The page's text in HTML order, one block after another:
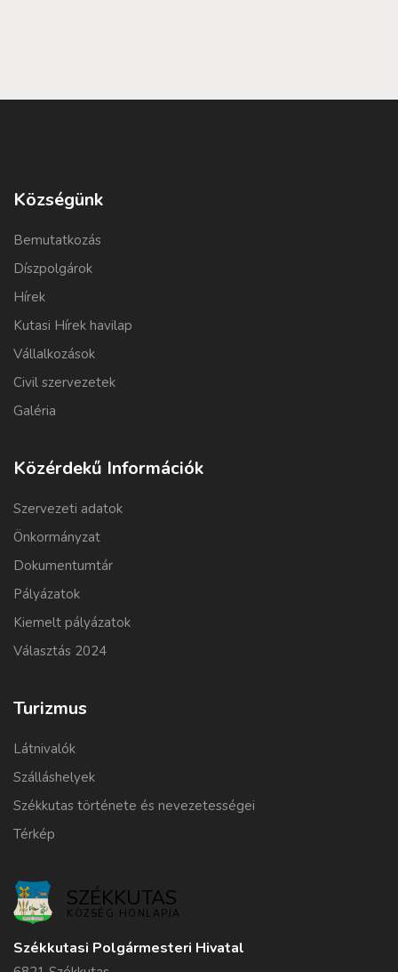
Községünk
Bemutatkozás
Díszpolgárok
Hírek
Kutasi Hírek havilap
Vállalkozások
Civil szervezetek
Galéria
Közérdekű Információk
Szervezeti adatok
Önkormányzat
Dokumentumtár
Pályázatok
Kiemelt pályázatok
Választás 2024
Turizmus
Látnivalók
Szálláshelyek
Székkutas története és nevezetességei
Térkép
SZÉKKUTAS
KÖZSÉG HONLAPJA
Székkutasi Polgármesteri Hivatal